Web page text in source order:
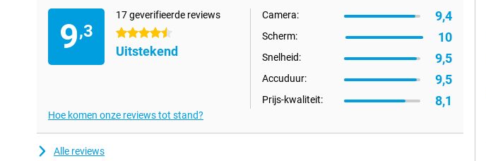
9,3
17 geverifieerde reviews
4.5 sterren
Uitstekend
Camera: 9,4
Scherm: 10
Snelheid: 9,5
Accuduur: 9,5
Prijs-kwaliteit: 8,1
Hoe komen onze reviews tot stand?
Alle reviews